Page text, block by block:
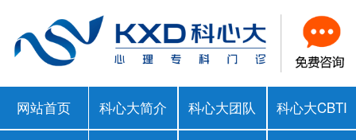
网站首页 科心大简介 科心大团队 科心大CBTI